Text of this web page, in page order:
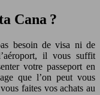
Cana ?
besoin de visa ni de
il vous suffit
votre passeport en
que l’on peut vous
faites vos achats au